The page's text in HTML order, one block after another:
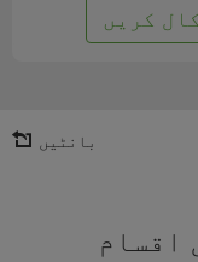
کریں
بانٹیں
اقسام